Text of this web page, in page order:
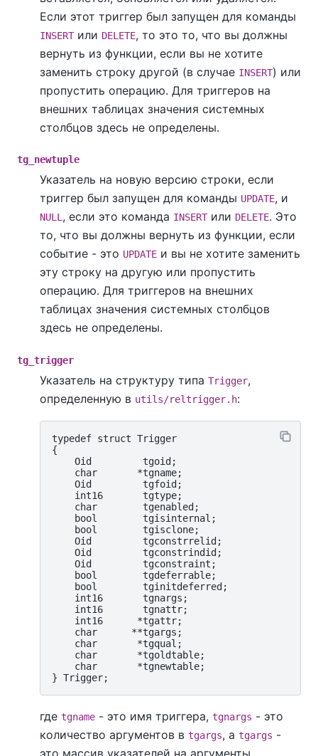
Если этот триггер был запущен для команды
INSERTили DELETE, то это то, что вы должны
вернуть из функции, если вы не хотите
заменить строку другой (в случае INSERT) или
пропустить операцию. Для триггеров на
внешних таблицах значения системных
столбцов здесь не определены.
tg_newtuple
Указатель на новую версию строки, если
триггер был запущен для команды UPDATE, и
NULL, если это команда INSERTили DELETE. Это
то, что вы должны вернуть из функции, если
событие - это UPDATE и вы не хотите заменить
эту строку на другую или пропустить
операцию. Для триггеров на внешних
таблицах значения системных столбцов
здесь не определены.
tg_trigger
Указатель на структуру типа Trigger,
определенную в utils/reltrigger.h:
typedef struct Trigger
{
    Oid         tgoid;
    char       *tgname;
    Oid         tgfoid;
    int16       tgtype;
    char        tgenabled;
    bool        tgisinternal;
    bool        tgisclone;
    Oid         tgconstrrelid;
    Oid         tgconstrindid;
    Oid         tgconstraint;
    bool        tgdeferrable;
    bool        tginitdeferred;
    int16       tgnargs;
    int16       tgnattr;
    int16      *tgattr;
    char      **tgargs;
    char       *tgqual;
    char       *tgoldtable;
    char       *tgnewtable;
где tgname - это имя триггера, tgnargs - это
количество аргументов в tgargs, а tgargs -